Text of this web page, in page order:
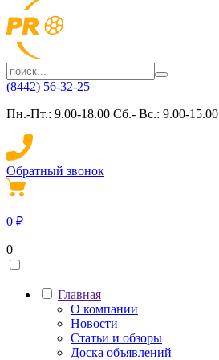
(8442) 56-32-25
Пн.-Пт.: 9.00-18.00 Сб.- Вс.: 9.00-15.00
Обратный звонок
0 ₽
0
Главная
О компании
Новости
Статьи и обзоры
Доска объявлений